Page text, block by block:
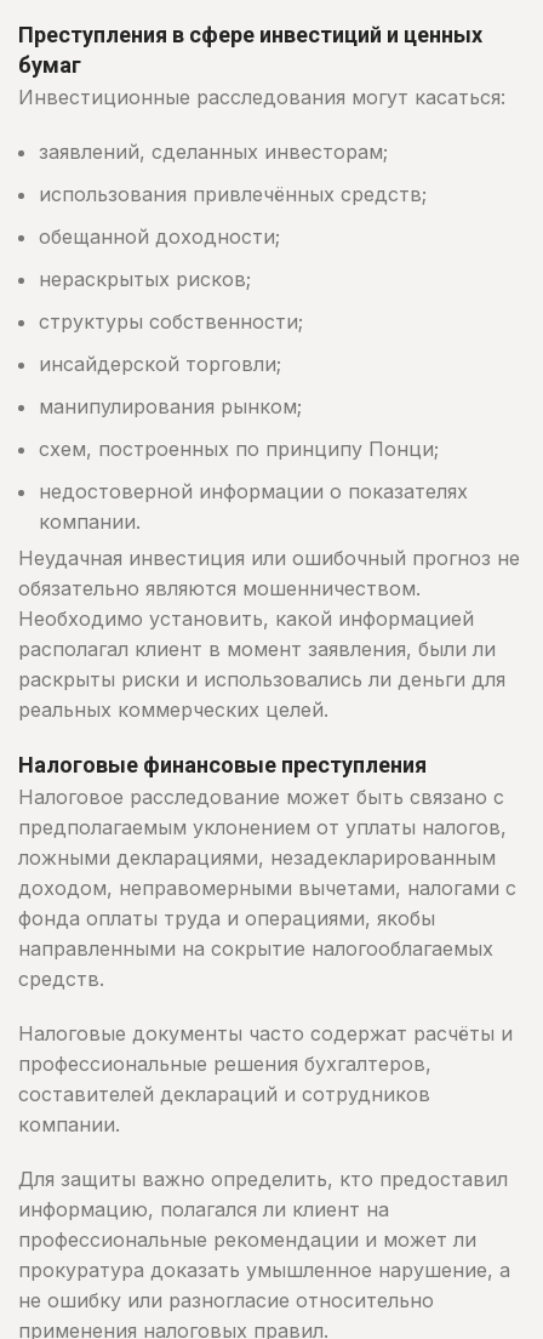
Преступления в сфере инвестиций и ценных
бумаг
Инвестиционные расследования могут касаться:
заявлений, сделанных инвесторам;
использования привлечённых средств;
обещанной доходности;
нераскрытых рисков;
структуры собственности;
инсайдерской торговли;
манипулирования рынком;
схем, построенных по принципу Понци;
недостоверной информации о показателях
компании.
Неудачная инвестиция или ошибочный прогноз не
обязательно являются мошенничеством.
Необходимо установить, какой информацией
располагал клиент в момент заявления, были ли
раскрыты риски и использовались ли деньги для
реальных коммерческих целей.
Налоговые финансовые преступления
Налоговое расследование может быть связано с
предполагаемым уклонением от уплаты налогов,
ложными декларациями, незадекларированным
доходом, неправомерными вычетами, налогами с
фонда оплаты труда и операциями, якобы
направленными на сокрытие налогооблагаемых
средств.
Налоговые документы часто содержат расчёты и
профессиональные решения бухгалтеров,
составителей деклараций и сотрудников
компании.
Для защиты важно определить, кто предоставил
информацию, полагался ли клиент на
профессиональные рекомендации и может ли
прокуратура доказать умышленное нарушение, а
не ошибку или разногласие относительно
применения налоговых правил.